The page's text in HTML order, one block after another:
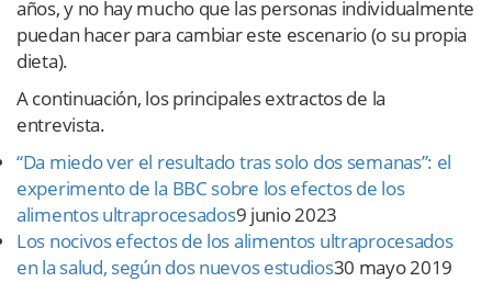
años, y no hay mucho que las personas individualmente
puedan hacer para cambiar este escenario (o su propia
dieta).
A continuación, los principales extractos de la
entrevista.
“Da miedo ver el resultado tras solo dos semanas”: el
experimento de la BBC sobre los efectos de los
alimentos ultraprocesados9 junio 2023
Los nocivos efectos de los alimentos ultraprocesados
en la salud, según dos nuevos estudios30 mayo 2019